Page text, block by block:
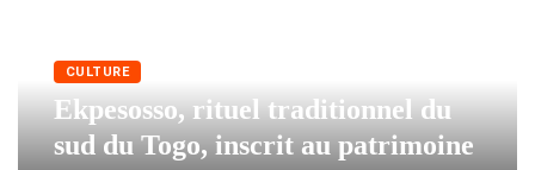
CULTURE
Ekpesosso, rituel traditionnel du
sud du Togo, inscrit au patrimoine